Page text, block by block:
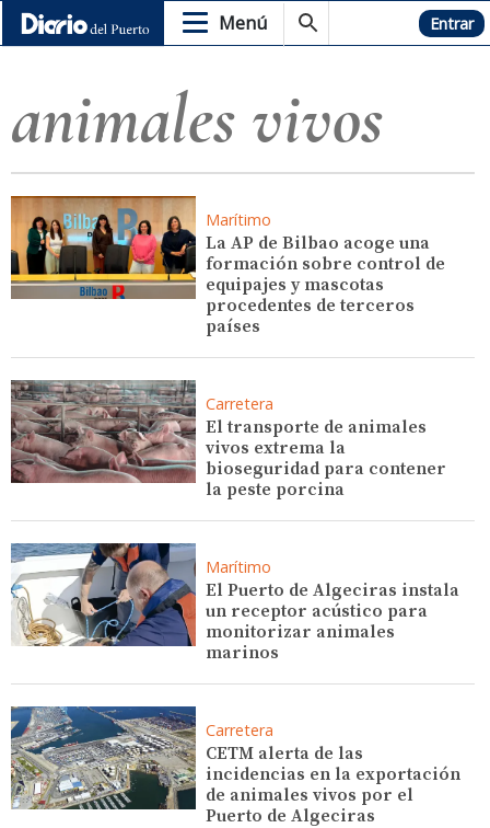
Menú Hemeroteca Entrar
animales vivos
Marítimo
La AP de Bilbao acoge una
formación sobre control de
equipajes y mascotas
procedentes de terceros
países
Carretera
El transporte de animales
vivos extrema la
bioseguridad para contener
la peste porcina
Marítimo
El Puerto de Algeciras instala
un receptor acústico para
monitorizar animales
marinos
Carretera
CETM alerta de las
incidencias en la exportación
de animales vivos por el
Puerto de Algeciras